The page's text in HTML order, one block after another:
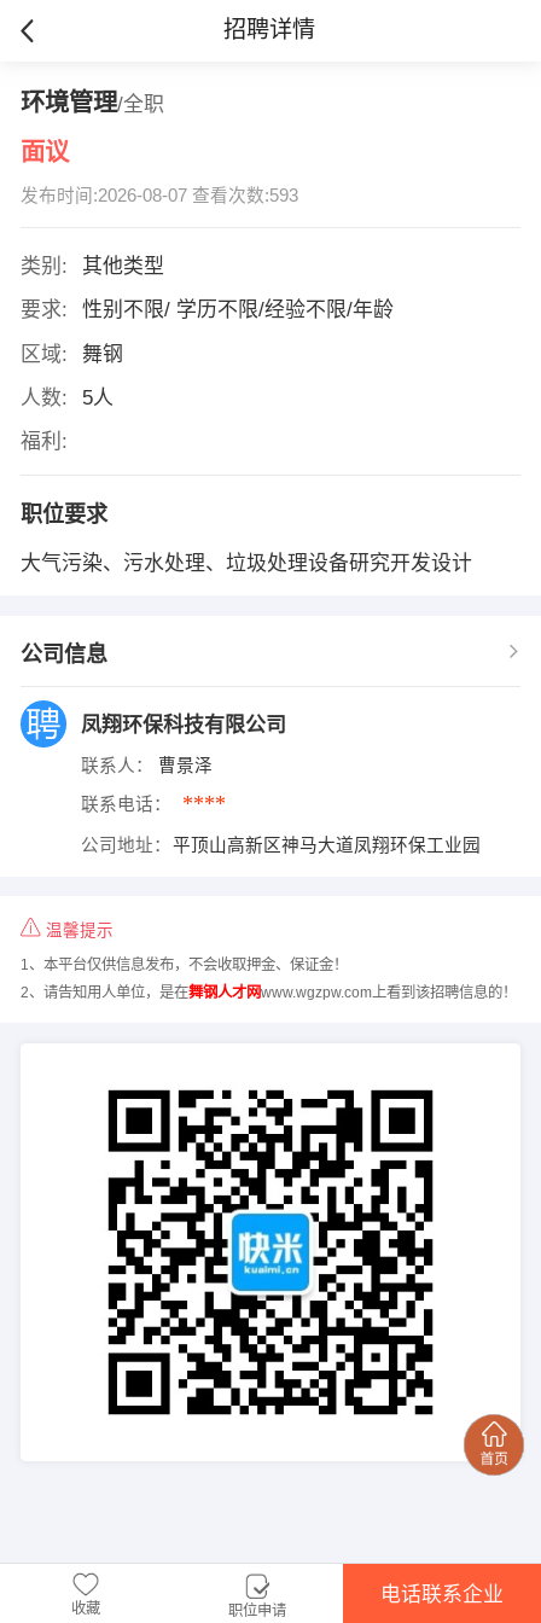
招聘详情
环境管理/全职
面议
发布时间:2026-08-07 查看次数:593
类别:
其他类型
要求:
性别不限/ 学历不限/经验不限/年龄
区域:
舞钢
人数:
5人
福利:
职位要求
大气污染、污水处理、垃圾处理设备研究开发设计
公司信息
凤翔环保科技有限公司
联系人： 曹景泽
联系电话： ****
公司地址： 平顶山高新区神马大道凤翔环保工业园
温馨提示
1、本平台仅供信息发布，不会收取押金、保证金！
2、请告知用人单位，是在舞钢人才网www.wgzpw.com上看到该招聘信息的！
收藏 职位申请
电话联系企业